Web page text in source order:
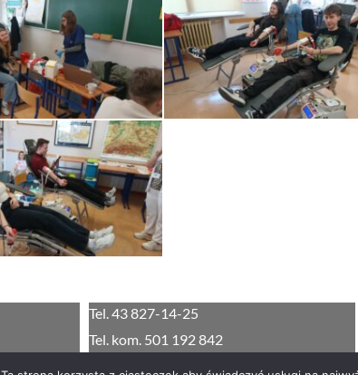
Tel. 43 827-14-25
Tel. kom. 501 192 842
sekretariat@edu.lojagiellonczyk.pl